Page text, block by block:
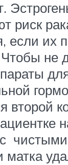
риск
если их
Чтобы не
второй
чистыми
матка